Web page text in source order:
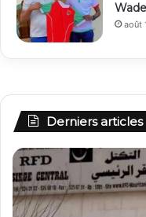
Wade
août
Derniers articles